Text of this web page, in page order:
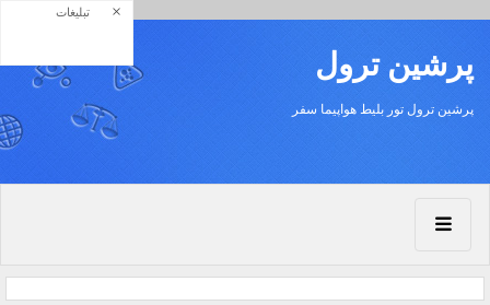
پرشين ترول
پرشين ترول تور بليط هواپيما سفر
تبلیغات ×